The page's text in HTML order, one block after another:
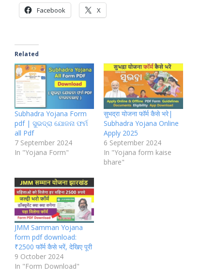
Facebook X
Related
Subhadra Yojana Form
pdf | ସୁଭଦ୍ରା ଯୋଜନା ଫର୍ମ
all Pdf
7 September 2024
In "Yojana Form"
सुभद्रा योजना फॉर्म कैसे भरे|
Subhadra Yojana Online
Apply 2025
6 September 2024
In "Yojana form kaise
bhare"
JMM Samman Yojana
form pdf download:
₹2500 फॉर्म कैसे भरें, देखिए पूरी
9 October 2024
In "Form Download"